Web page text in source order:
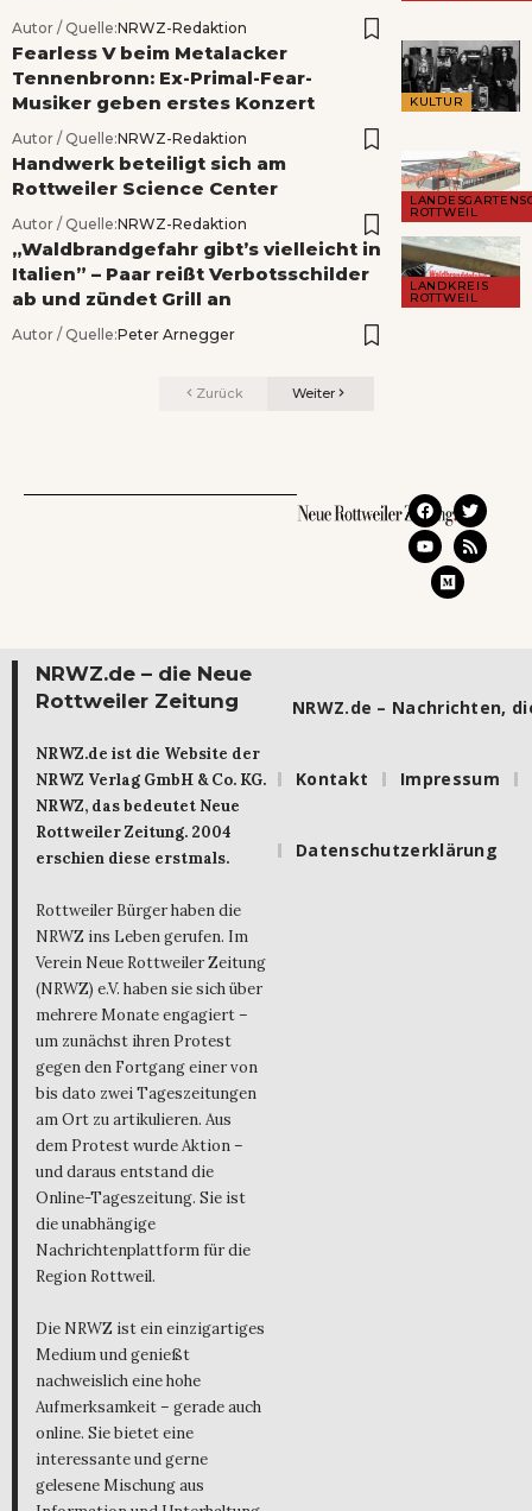
Autor / Quelle:NRWZ-Redaktion
KULTUR
Fearless V beim Metalacker
Tennenbronn: Ex-Primal-Fear-
Musiker geben erstes Konzert
Autor / Quelle:NRWZ-Redaktion
ROTTWEIL
Handwerk beteiligt sich am
Rottweiler Science Center
Autor / Quelle:NRWZ-Redaktion
LANDKREIS
ROTTWEIL
„Waldbrandgefahr gibt’s vielleicht in
Italien” – Paar reißt Verbotsschilder
ab und zündet Grill an
Autor / Quelle:Peter Arnegger
Zurück Weiter
NRWZ.de – die Neue
Rottweiler Zeitung
NRWZ.de ist die Website der
NRWZ Verlag GmbH & Co. KG.
NRWZ, das bedeutet Neue
Rottweiler Zeitung. 2004
erschien diese erstmals.
Rottweiler Bürger haben die
NRWZ ins Leben gerufen. Im
Verein Neue Rottweiler Zeitung
(NRWZ) e.V. haben sie sich über
mehrere Monate engagiert –
um zunächst ihren Protest
gegen den Fortgang einer von
bis dato zwei Tageszeitungen
am Ort zu artikulieren. Aus
dem Protest wurde Aktion –
und daraus entstand die
Online-Tageszeitung. Sie ist
die unabhängige
Nachrichtenplattform für die
Region Rottweil.
Die NRWZ ist ein einzigartiges
Medium und genießt
nachweislich eine hohe
Aufmerksamkeit – gerade auch
online. Sie bietet eine
interessante und gerne
gelesene Mischung aus
NRWZ.de – Nachrichten,
Kontakt Impressum
Datenschutzerklärung